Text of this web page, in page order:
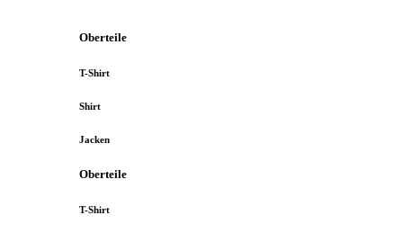
Oberteile
T-Shirt
Shirt
Jacken
Oberteile
T-Shirt